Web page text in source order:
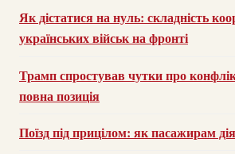
Як дістатися на нуль: складність
українських військ на фронті
Трамп спростував чутки про
повна позиція
Поїзд під прицілом: як пасажирам